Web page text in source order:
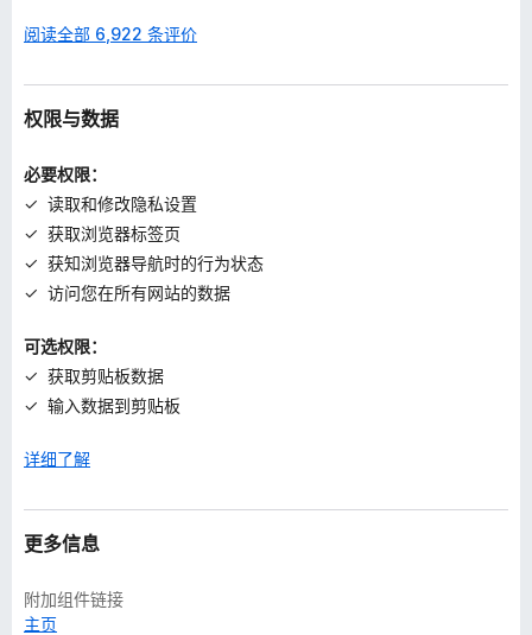
阅读全部 6,922 条评价
权限与数据
必要权限：
读取和修改隐私设置
获取浏览器标签页
获知浏览器导航时的行为状态
访问您在所有网站的数据
可选权限：
获取剪贴板数据
输入数据到剪贴板
详细了解
更多信息
附加组件链接
主页